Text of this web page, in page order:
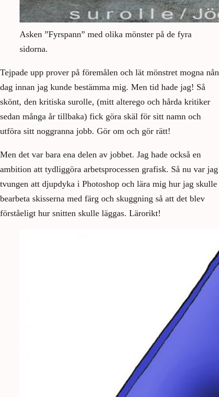
Asken ”Fyrspann” med olika mönster på de fyra
sidorna.
Tejpade upp prover på föremålen och lät mönstret mogna nån
dag innan jag kunde bestämma mig. Men tid hade jag! Så
skönt, den kritiska surolle, (mitt alterego och hårda kritiker
sedan många år tillbaka) fick göra skäl för sitt namn och
utföra sitt noggranna jobb. Gör om och gör rätt!
Men det var bara ena delen av jobbet. Jag hade också en
ambition att tydliggöra arbetsprocessen grafisk. Så nu var jag
tvungen att djupdyka i Photoshop och lära mig hur jag skulle
bearbeta skisserna med färg och skuggning så att det blev
förståeligt hur snitten skulle läggas. Lärorikt!